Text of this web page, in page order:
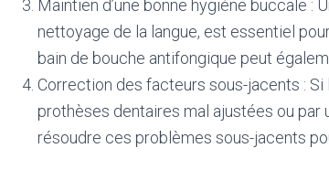
Maintien d’une bonne hygiène buccale :
nettoyage de la langue, est essentiel
bain de bouche antifongique peut
Correction des facteurs sous-jacents :
prothèses dentaires mal ajustées ou
résoudre ces problèmes sous-jacents